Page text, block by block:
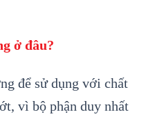
ở đâu?
để sử dụng với chất
vì bộ phận duy nhất